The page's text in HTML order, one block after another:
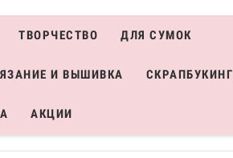
ТВОРЧЕСТВО ДЛЯ СУМОК
И ВЫШИВКА СКРАПБУКИНГ
АКЦИИ